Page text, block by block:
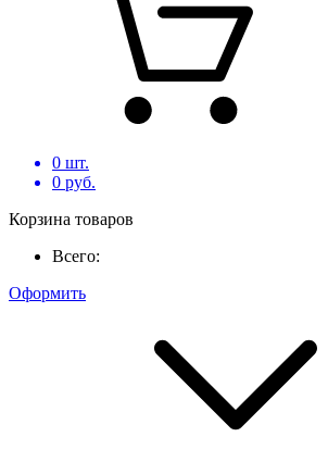
0 шт.
0 руб.
Корзина товаров
Всего:
Оформить